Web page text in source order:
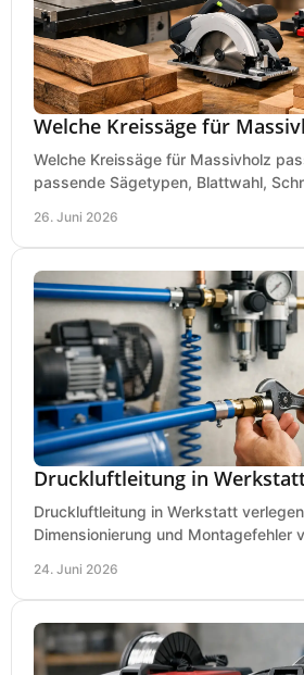
Welche Kreissäge für
Welche Kreissäge für Massivholz
passende Sägetypen, Blattwahl,
26. Juni 2026
Druckluftleitung in
Druckluftleitung in Werkstatt
Dimensionierung und Montagefehler
24. Juni 2026